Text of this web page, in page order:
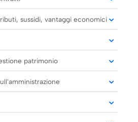
sussidi, vantaggi economici
patrimonio